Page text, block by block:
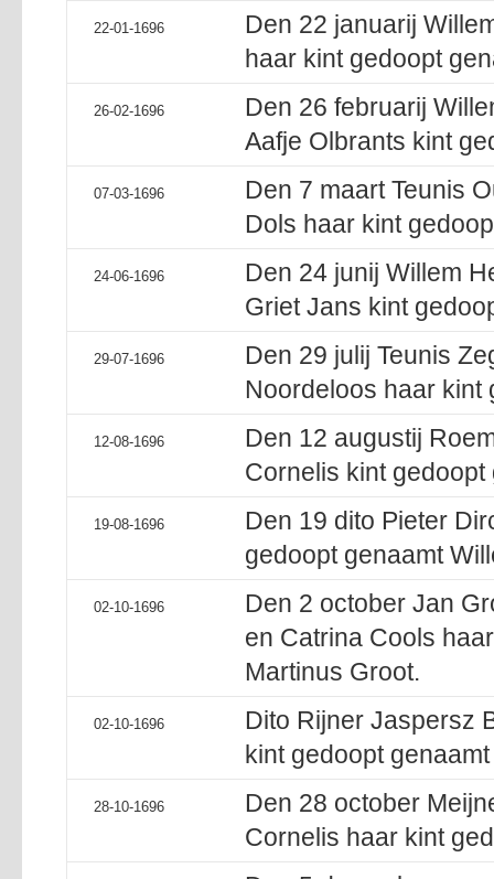
22-01-1696
Den 22 januarij
haar kint gedoopt
26-02-1696
Den 26 februarij
Aafje Olbrants kint
07-03-1696
Den 7 maart Teunis
Dols haar kint
24-06-1696
Den 24 junij Willem
Griet Jans kint
29-07-1696
Den 29 julij Teunis
Noordeloos haar kint
12-08-1696
Den 12 augustij
Cornelis kint
19-08-1696
Den 19 dito Pieter
gedoopt genaamt
02-10-1696
Den 2 october Jan
en Catrina Cools
Martinus Groot.
02-10-1696
Dito Rijner Jaspersz
kint gedoopt
28-10-1696
Den 28 october
Cornelis haar kint